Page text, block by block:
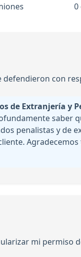
0
defendieron con
de Extranjería y
penalistas y
mi